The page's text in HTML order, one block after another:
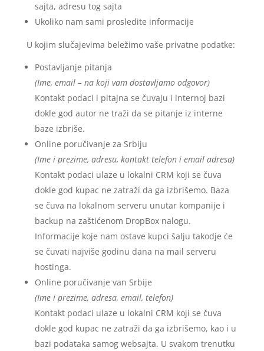
sajta, adresu tog sajta
Ukoliko nam sami prosledite informacije
U kojim slučajevima beležimo vaše privatne podatke:
Postavljanje pitanja
(Ime, email – na koji vam dostavljamo odgovor)
Kontakt podaci i pitajna se čuvaju i internoj bazi
dokle god autor ne traži da se pitanje iz interne
baze izbriše.
Online poručivanje za Srbiju
(Ime i prezime, adresu, kontakt telefon i email adresa)
Kontakt podaci ulaze u lokalni CRM koji se čuva
dokle god kupac ne zatraži da ga izbrišemo. Baza
se čuva na lokalnom serveru unutar kompanije i
backup na zaštićenom DropBox nalogu.
Informacije koje nam ostave kupci šalju takodje će
se čuvati najviše godinu dana na mail serveru
hostinga.
Online poručivanje van Srbije
(Ime i prezime, adresa, email, telefon)
Kontakt podaci ulaze u lokalni CRM koji se čuva
dokle god kupac ne zatraži da ga izbrišemo, kao i u
bazi podataka samog websajta. U svakom trenutku